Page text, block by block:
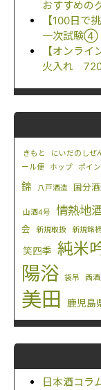
おすすめの
【100日で
一次試験④
【オンラ
火入れ
きもと にいだのしぜ
ール便
ホップ ポイ
錦
八戸酒造 国分
山酒4号 情熱地
会
新規取扱 新規銘
笑四季 純米
陽浴
袋吊 西
美田
鹿児島
日本酒コラ